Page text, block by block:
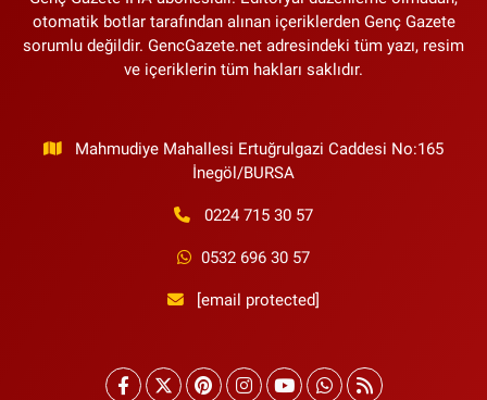
otomatik botlar tarafından alınan içeriklerden Genç Gazete
sorumlu değildir. GencGazete.net adresindeki tüm yazı, resim
ve içeriklerin tüm hakları saklıdır.
Mahmudiye Mahallesi Ertuğrulgazi Caddesi No:165
İnegöl/BURSA
0224 715 30 57
0532 696 30 57
[email protected]